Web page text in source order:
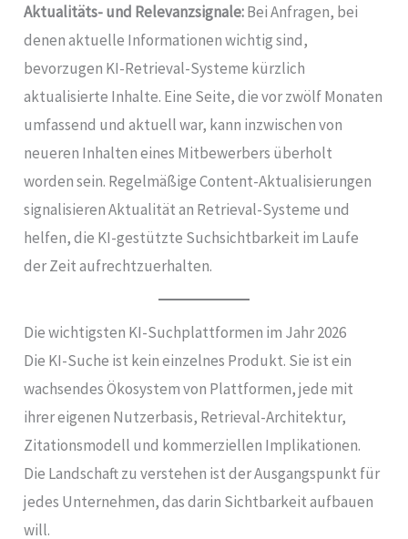
Aktualitäts- und Relevanzsignale:Bei Anfragen, bei
denen aktuelle Informationen wichtig sind,
bevorzugen KI-Retrieval-Systeme kürzlich
aktualisierte Inhalte. Eine Seite, die vor zwölf Monaten
umfassend und aktuell war, kann inzwischen von
neueren Inhalten eines Mitbewerbers überholt
worden sein. Regelmäßige Content-Aktualisierungen
signalisieren Aktualität an Retrieval-Systeme und
helfen, die KI-gestützte Suchsichtbarkeit im Laufe
der Zeit aufrechtzuerhalten.
Die wichtigsten KI-Suchplattformen im Jahr 2026
Die KI-Suche ist kein einzelnes Produkt. Sie ist ein
wachsendes Ökosystem von Plattformen, jede mit
ihrer eigenen Nutzerbasis, Retrieval-Architektur,
Zitationsmodell und kommerziellen Implikationen.
Die Landschaft zu verstehen ist der Ausgangspunkt für
jedes Unternehmen, das darin Sichtbarkeit aufbauen
will.